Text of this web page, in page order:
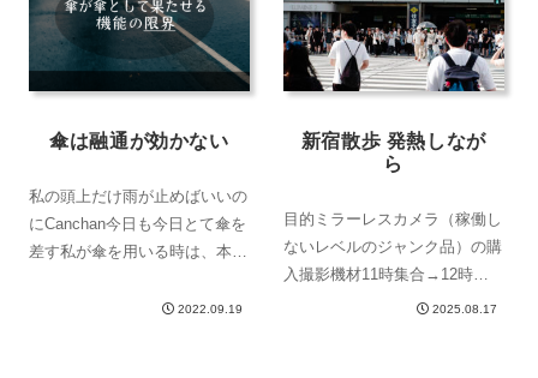
ーレスカメラよりもこちらをバ
ックに...
傘は融通が効かない
私の頭上だけ雨が止めばいいの
にCanchan今日も今日とて傘を
差す私が傘を用いる時は、本当
も、気分だとかで使い分けたり
2022.09.19
新宿散歩 発熱しなが
ら
目的ミラーレスカメラ（稼働し
ないレベルのジャンク品）の購
入撮影機材11時集合→12時集
合→15時集合（横須賀→新宿）
2025.08.17